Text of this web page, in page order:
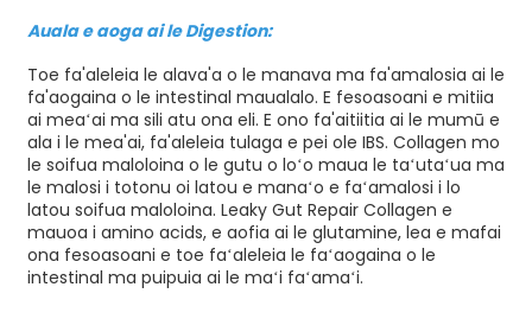
Auala e aoga ai le Digestion:
Toe fa'aleleia le alava'a o le manava ma fa'amalosia ai le
fa'aogaina o le intestinal maualalo. E fesoasoani e mitiia
ai meaʻai ma sili atu ona eli. E ono fa'aitiitia ai le mumū e
ala i le mea'ai, fa'aleleia tulaga e pei ole IBS. Collagen mo
le soifua maloloina o le gutu o loʻo maua le taʻutaʻua ma
le malosi i totonu oi latou e manaʻo e faʻamalosi i lo
latou soifua maloloina. Leaky Gut Repair Collagen e
mauoa i amino acids, e aofia ai le glutamine, lea e mafai
ona fesoasoani e toe faʻaleleia le faʻaogaina o le
intestinal ma puipuia ai le maʻi faʻamaʻi.